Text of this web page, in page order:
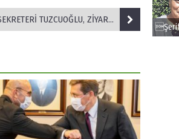
TUZCUOĞLU, ZİYARETLERİNİ SÜRDÜRÜYOR...